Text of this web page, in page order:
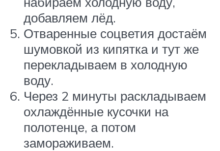
добавляем лёд.
Отваренные соцветия достаём
шумовкой из кипятка и тут же
перекладываем в холодную
воду.
Через 2 минуты раскладываем
охлаждённые кусочки на
полотенце, а потом
замораживаем.